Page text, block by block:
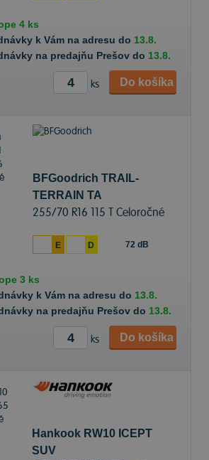
4 ks
k Vám na adresu do 13.8.
na predajňu Prešov do 13.8.
ks Do košíka
BFGoodrich TRAIL-
TERRAIN TA
255/70 R16 115 T Celoročné
E D 72 dB
3 ks
k Vám na adresu do 13.8.
na predajňu Prešov do 13.8.
ks Do košíka
Hankook RW10 ICEPT
SUV